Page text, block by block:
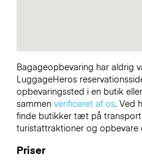
Bagageopbevaring har aldrig
LuggageHeros
opbevaringssted i en butik
sammen verificeret af os. Ved
finde butikker tæt på
turistattraktioner og opbevare
Priser